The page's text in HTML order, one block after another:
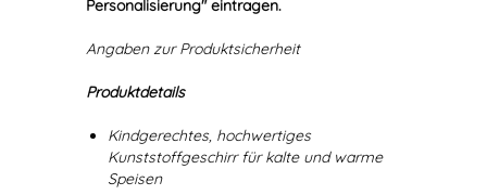
Personalisierung" eintragen.
Angaben zur Produktsicherheit
Produktdetails
Kindgerechtes, hochwertiges
Kunststoffgeschirr für kalte und warme
Speisen